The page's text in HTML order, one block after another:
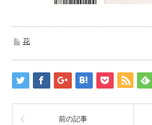
花
前の記事